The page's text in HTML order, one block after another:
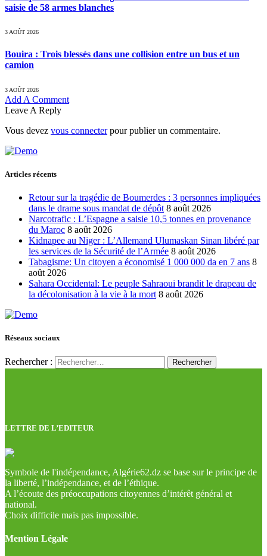
saisie de 58 armes blanches
3 AOÛT 2026
Bouira : Trois blessés dans une collision entre un bus et un
camion
3 AOÛT 2026
Add A Comment
Leave A Reply
Vous devez vous connecterpour publier un commentaire.
Articles récents
Retour sur la tragédie de Boumerdes : 3 personnes impliquées
dans le drame sous mandat de dépôt 8 août 2026
Narcotrafic : L’Espagne a saisie 10,5 tonnes en provenance
du Maroc 8 août 2026
Kidnapee au Niger : L’Allemand Ulumaskan Sinan libéré par
les services de la Sécurité de l’Armée 8 août 2026
Tabagisme: Un citoyen a économisé 1 000 000 da en 7 ans 8
août 2026
Sahara Occidental: Le peuple Sahraoui brandit le drapeau de
la décolonisation à la vie à la mort 8 août 2026
Réseaux sociaux
Rechercher :
LETTRE DE L’EDITEUR
Symbole de l'indépendance, Algérie62.dz se base sur le principe de
la liberté, l’indépendance, et de l’éthique.
A l’écoute des préoccupations citoyennes d’intérêt général et
national.
Choix difficile mais pas impossible.
Mention Légale